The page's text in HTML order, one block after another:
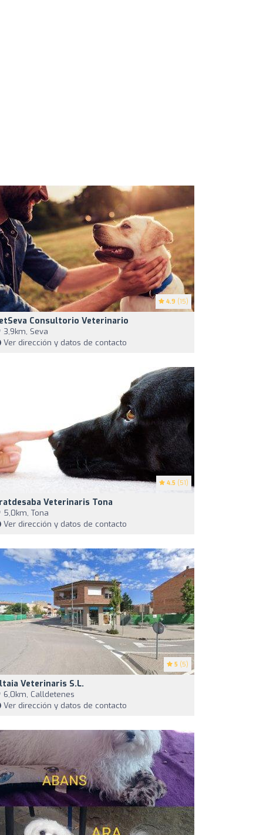
4.9 (15)
Consultorio Veterinario
3,9km, Seva
Ver dirección y datos de contacto
4.5 (51)
Veterinaris Tona
5,0km, Tona
Ver dirección y datos de contacto
5 (5)
Veterinaris S.L.
6,0km, Calldetenes
Ver dirección y datos de contacto